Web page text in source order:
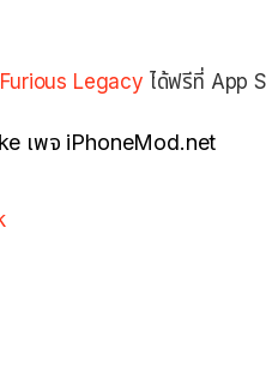
Legacy ได้ฟรีที่ App
เพจ iPhoneMod.net